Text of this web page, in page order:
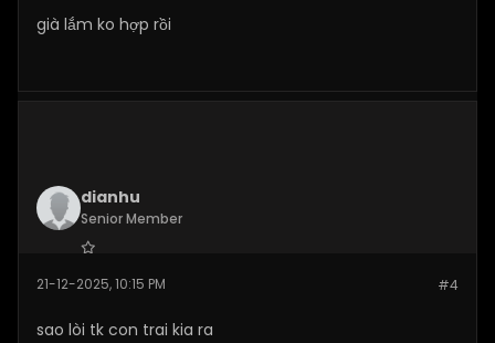
già lắm ko hợp rồi
dianhu
Senior Member
Posts:269 #4
21-12-2025, 10:15 PM
sao lòi tk con trai kia ra